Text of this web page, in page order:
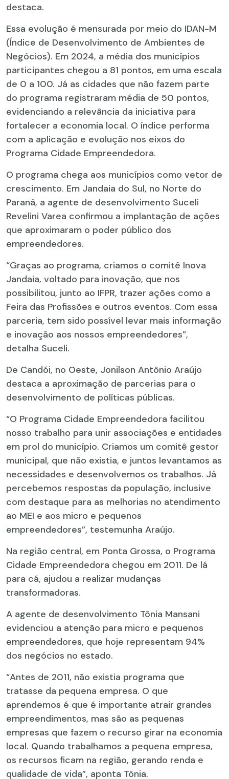
destaca.
Essa evolução é mensurada por meio do IDAN-M
(Índice de Desenvolvimento de Ambientes de
Negócios). Em 2024, a média dos municípios
participantes chegou a 81 pontos, em uma escala
de 0 a 100. Já as cidades que não fazem parte
do programa registraram média de 50 pontos,
evidenciando a relevância da iniciativa para
fortalecer a economia local. O índice performa
com a aplicação e evolução nos eixos do
Programa Cidade Empreendedora.
O programa chega aos municípios como vetor de
crescimento. Em Jandaia do Sul, no Norte do
Paraná, a agente de desenvolvimento Suceli
Revelini Varea confirmou a implantação de ações
que aproximaram o poder público dos
empreendedores.
“Graças ao programa, criamos o comitê Inova
Jandaia, voltado para inovação, que nos
possibilitou, junto ao IFPR, trazer ações como a
Feira das Profissões e outros eventos. Com essa
parceria, tem sido possível levar mais informação
e inovação aos nossos empreendedores”,
detalha Suceli.
De Candói, no Oeste, Jonilson Antônio Araújo
destaca a aproximação de parcerias para o
desenvolvimento de políticas públicas.
“O Programa Cidade Empreendedora facilitou
nosso trabalho para unir associações e entidades
em prol do município. Criamos um comitê gestor
municipal, que não existia, e juntos levantamos as
necessidades e desenvolvemos os trabalhos. Já
percebemos respostas da população, inclusive
com destaque para as melhorias no atendimento
ao MEI e aos micro e pequenos
empreendedores”, testemunha Araújo.
Na região central, em Ponta Grossa, o Programa
Cidade Empreendedora chegou em 2011. De lá
para cá, ajudou a realizar mudanças
transformadoras.
A agente de desenvolvimento Tônia Mansani
evidenciou a atenção para micro e pequenos
empreendedores, que hoje representam 94%
dos negócios no estado.
“Antes de 2011, não existia programa que
tratasse da pequena empresa. O que
aprendemos é que é importante atrair grandes
empreendimentos, mas são as pequenas
empresas que fazem o recurso girar na economia
local. Quando trabalhamos a pequena empresa,
os recursos ficam na região, gerando renda e
qualidade de vida”, aponta Tônia.